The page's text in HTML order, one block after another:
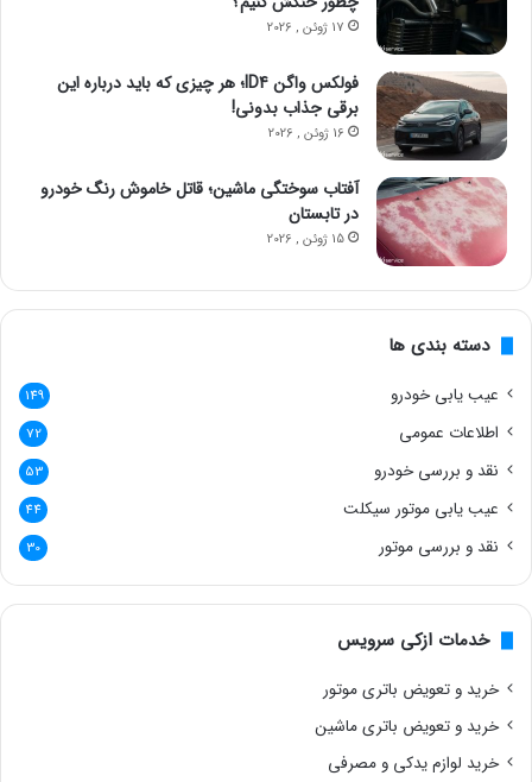
17 ژوئن , 2026
فولکس واگن ID4؛ هر چیزی که باید درباره این
برقی جذاب بدونی!
16 ژوئن , 2026
آفتاب سوختگی ماشین؛ قاتل خاموش رنگ خودرو
در تابستان
15 ژوئن , 2026
دسته بندی ها
عیب یابی خودرو 149
اطلاعات عمومی 72
نقد و بررسی خودرو 53
عیب یابی موتور سیکلت 44
نقد و بررسی موتور 30
خدمات ازکی سرویس
خرید و تعویض باتری موتور
خرید و تعویض باتری ماشین
خرید لوازم یدکی و مصرفی